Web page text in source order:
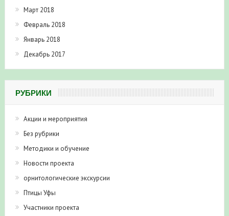
Март 2018
Февраль 2018
Январь 2018
Декабрь 2017
РУБРИКИ
Акции и мероприятия
Без рубрики
Методики и обучение
Новости проекта
орнитологические экскурсии
Птицы Уфы
Участники проекта